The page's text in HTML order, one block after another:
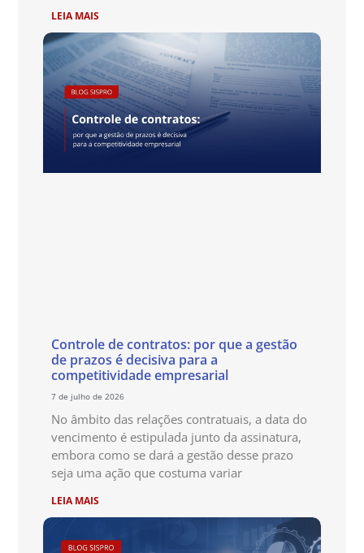
LEIA MAIS
Controle de contratos: por que a gestão
de prazos é decisiva para a
competitividade empresarial
7 de julho de 2026
No âmbito das relações contratuais, a data do
vencimento é estipulada junto da assinatura,
embora como se dará a gestão desse prazo
seja uma ação que costuma variar
LEIA MAIS